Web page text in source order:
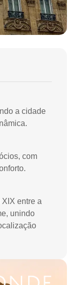
a cidade
com
entre a
unindo